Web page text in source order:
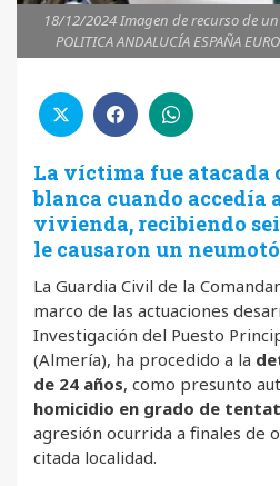
18/12/2024 Imagen de recurso de
POLITICA ANDALUCÍA ESPAÑA
La víctima fue atacada
blanca cuando accedía
vivienda, recibiendo
le causaron un
La Guardia Civil de la
marco de las actuaciones
Investigación del Puesto
(Almería), ha procedido a la
de 24 años, como presunto
homicidio en grado de
agresión ocurrida a finales de
citada localidad.